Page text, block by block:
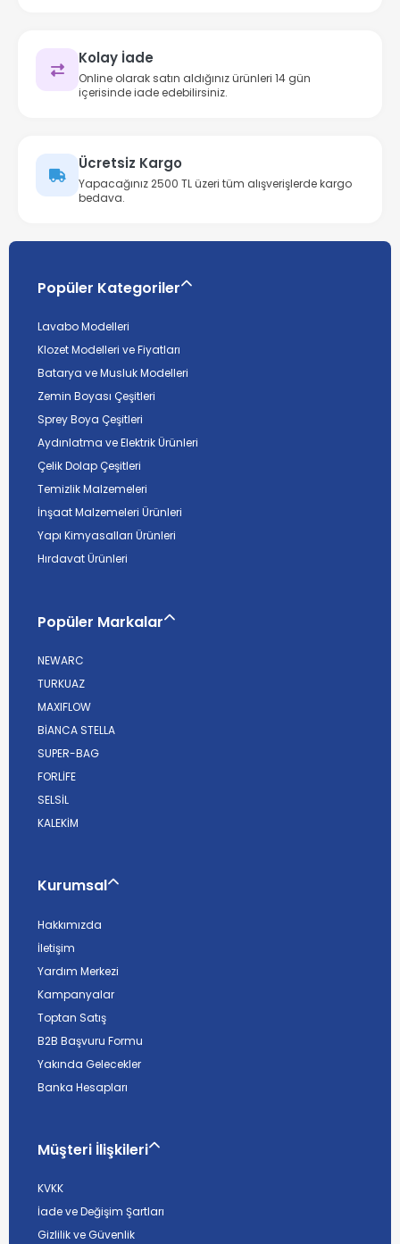
Kolay İade
Online olarak satın aldığınız ürünleri 14 gün
içerisinde iade edebilirsiniz.
Ücretsiz Kargo
Yapacağınız 2500 TL üzeri tüm alışverişlerde kargo
bedava.
Popüler Kategoriler
Lavabo Modelleri
Klozet Modelleri ve Fiyatları
Batarya ve Musluk Modelleri
Zemin Boyası Çeşitleri
Sprey Boya Çeşitleri
Aydınlatma ve Elektrik Ürünleri
Çelik Dolap Çeşitleri
Temizlik Malzemeleri
İnşaat Malzemeleri Ürünleri
Yapı Kimyasalları Ürünleri
Hırdavat Ürünleri
Popüler Markalar
NEWARC
TURKUAZ
MAXIFLOW
BİANCA STELLA
SUPER-BAG
FORLİFE
SELSİL
KALEKİM
Kurumsal
Hakkımızda
İletişim
Yardım Merkezi
Kampanyalar
Toptan Satış
B2B Başvuru Formu
Yakında Gelecekler
Banka Hesapları
Müşteri İlişkileri
KVKK
İade ve Değişim Şartları
Gizlilik ve Güvenlik